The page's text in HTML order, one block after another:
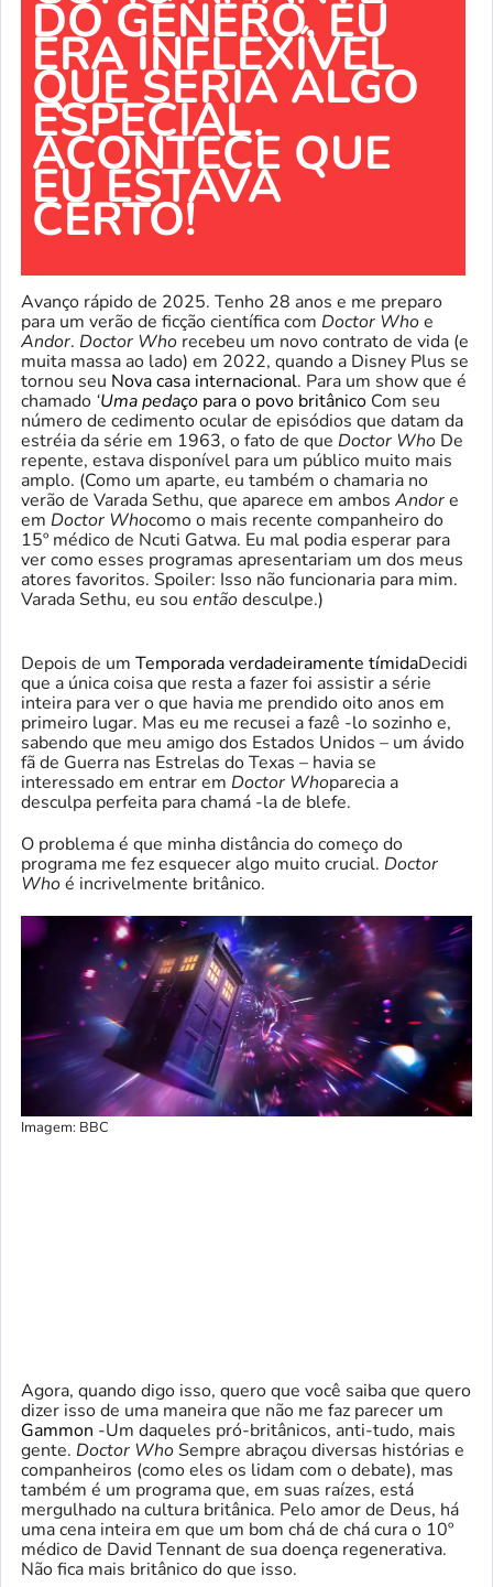
DO GÊNERO, EU
ERA INFLEXÍVEL
QUE SERIA ALGO
ESPECIAL.
ACONTECE QUE
EU ESTAVA
CERTO!
Avanço rápido de 2025. Tenho 28 anos e me preparo
para um verão de ficção científica com Doctor Whoe
Andor. Doctor Who recebeu um novo contrato de vida (e
muita massa ao lado) em 2022, quando a Disney Plus se
tornou seu Nova casa internacional. Para um show que é
chamado ‘Uma pedaço para o povo britânico Com seu
número de cedimento ocular de episódios que datam da
estréia da série em 1963, o fato de que Doctor Who De
repente, estava disponível para um público muito mais
amplo. (Como um aparte, eu também o chamaria no
verão de Varada Sethu, que aparece em ambos Andore
em Doctor Whocomo o mais recente companheiro do
15º médico de Ncuti Gatwa. Eu mal podia esperar para
ver como esses programas apresentariam um dos meus
atores favoritos. Spoiler: Isso não funcionaria para mim.
Varada Sethu, eu sou entãodesculpe.)
Depois de um Temporada verdadeiramente tímidaDecidi
que a única coisa que resta a fazer foi assistir a série
inteira para ver o que havia me prendido oito anos em
primeiro lugar. Mas eu me recusei a fazê -lo sozinho e,
sabendo que meu amigo dos Estados Unidos – um ávido
fã de Guerra nas Estrelas do Texas – havia se
interessado em entrar em Doctor Whoparecia a
desculpa perfeita para chamá -la de blefe.
O problema é que minha distância do começo do
programa me fez esquecer algo muito crucial. Doctor
Whoé incrivelmente britânico.
Imagem: BBC
Agora, quando digo isso, quero que você saiba que quero
dizer isso de uma maneira que não me faz parecer um
Gammon -Um daqueles pró-britânicos, anti-tudo, mais
gente. Doctor WhoSempre abraçou diversas histórias e
companheiros (como eles os lidam com o debate), mas
também é um programa que, em suas raízes, está
mergulhado na cultura britânica. Pelo amor de Deus, há
uma cena inteira em que um bom chá de chá cura o 10º
médico de David Tennant de sua doença regenerativa.
Não fica mais britânico do que isso.